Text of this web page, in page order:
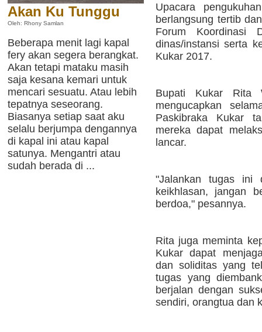
Akan Ku Tunggu
Oleh: Rhony Samlan
Beberapa menit lagi kapal
fery akan segera berangkat.
Akan tetapi mataku masih
saja kesana kemari untuk
mencari sesuatu. Atau lebih
tepatnya seseorang.
Biasanya setiap saat aku
selalu berjumpa dengannya
di kapal ini atau kapal
satunya. Mengantri atau
sudah berada di ...
Upacara
berlangsung tertib
Forum Koordinasi
dinas/instansi serta
Kukar 2017.
Bupati Kukar Rita
mengucapkan
Paskibraka Kukar
mereka dapat
lancar.
"Jalankan tugas ini
keikhlasan, jangan
berdoa," pesannya.
Rita juga meminta
Kukar dapat
dan soliditas yang
tugas yang
berjalan dengan
sendiri, orangtua dan